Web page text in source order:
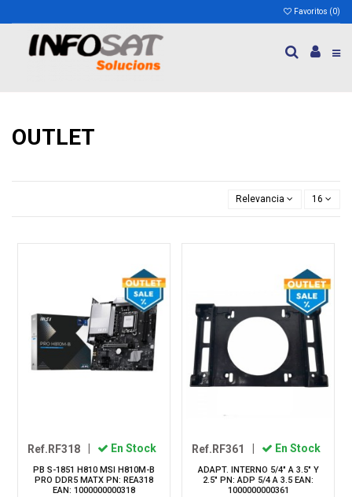
Favoritos (0)
OUTLET
Relevancia 16
Ref.RF318 En Stock
PB S-1851 H810 MSI H810M-B
PRO DDR5 MATX PN: REA318
EAN: 1000000000318
Ref.RF361 En Stock
ADAPT. INTERNO 5/4" A 3.5" Y
2.5" PN: ADP 5/4 A 3.5 EAN:
1000000000361